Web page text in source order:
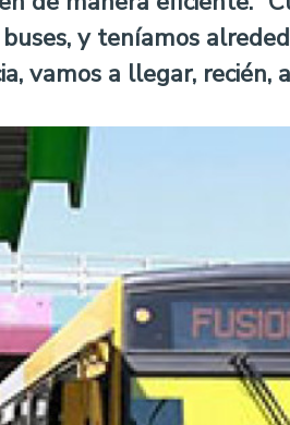
y teníamos
vamos a llegar, recién,